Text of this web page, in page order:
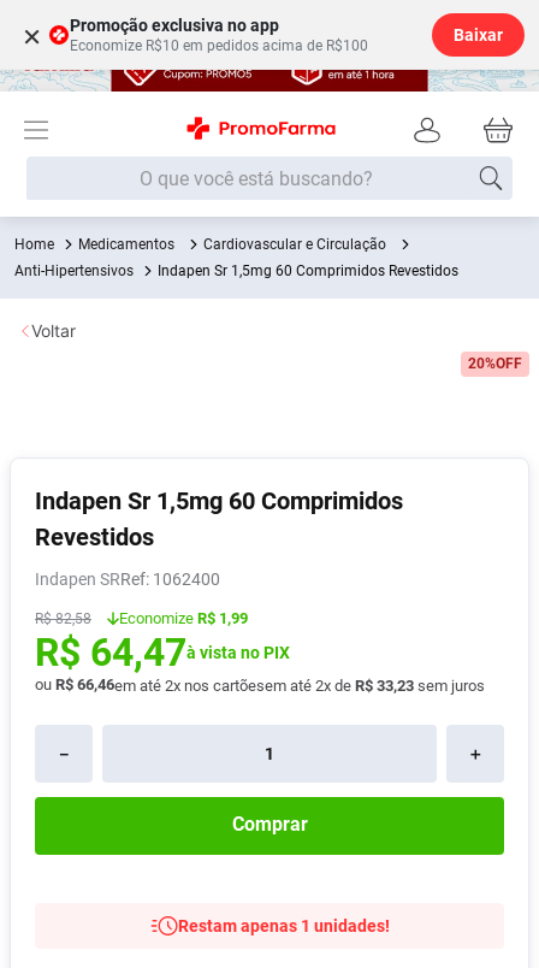
× Promoção exclusiva no app
Economize R$10 em pedidos acima de R$100
Baixar
O que você está buscando?
Medicamentos
Cardiovascular e Circulação
Anti-Hipertensivos
Indapen Sr 1,5mg 60 Comprimidos Revestidos
20%OFF
Indapen Sr 1,5mg 60 Comprimidos
Revestidos
Indapen SR : 1062400
R$ 82,58 Economize R$ 1,99
R$ 64,47à vista no PIX
ou R$ 66,46em até 2x nos cartõesem até 2x de R$ 33,23 sem juros
＋
－
Comprar
Restam apenas 1 unidades!
Voltar
Termos mais buscados
1º Fralda
2
5º Fralda G
6 º Shampoo
7º Desodorante
Absorvente
Lavitan
10 º Vitamina D